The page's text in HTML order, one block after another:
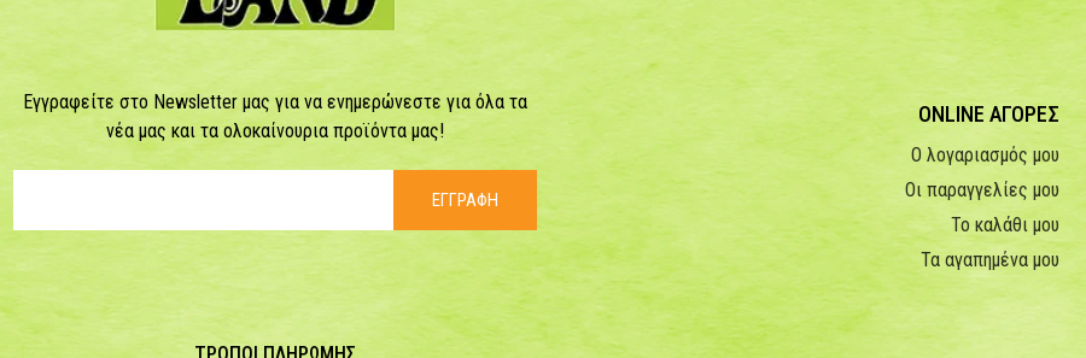
Εγγραφείτε στο Newsletter μας για να ενημερώνεστε για όλα τα
νέα μας και τα ολοκαίνουρια προϊόντα μας!
ΕΓΓΡΑΦΗ
ONLINE ΑΓΟΡΕΣ
Ο λογαριασμός μου
Οι παραγγελίες μου
Το καλάθι μου
Τα αγαπημένα μου
ΤΡΟΠΟΙ ΠΛΗΡΩΜΗΣ